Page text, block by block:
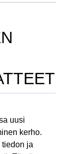
uusi
kerho.
tiedon ja